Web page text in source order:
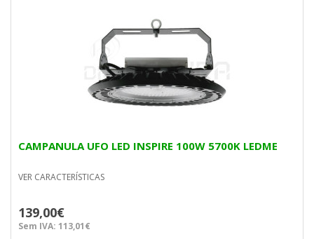
CAMPANULA UFO LED INSPIRE 100W 5700K LEDME
VER CARACTERÍSTICAS
139,00€
Sem IVA: 113,01€